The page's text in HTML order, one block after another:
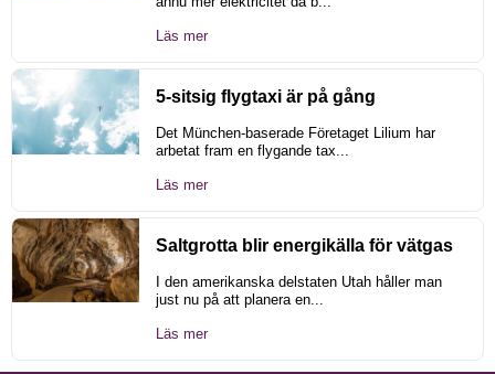
Läs mer
5-sitsig flygtaxi är på gång
Det München-baserade Företaget Lilium har
arbetat fram en flygande tax...
Läs mer
Saltgrotta blir energikälla för vätgas
I den amerikanska delstaten Utah håller man
just nu på att planera en...
Läs mer